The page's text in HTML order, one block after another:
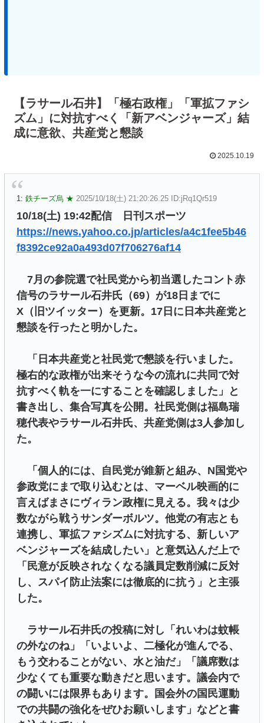
【ラサール石井】「極右政権」「軍拡ファシ
ズム」に対抗すべく「新アベンジャーズ」結
成に意欲、共産党と懇談
2025.10.19
1: 鉄チーズ烏 ★ 2025/10/18(土) 21:20:26.25 ID:jRq1Qr519
10/18(土) 19:42配信 日刊スポーツ
https://news.yahoo.co.jp/articles/a4c1fee5b46
f8392ce92a0a493d07f706276af14
7月の参院選で社民党から初当選したコント赤
信号のラサール石井氏（69）が18日までに
X（旧ツイッター）を更新。17日に日本共産党と
懇談を行ったと明かした。
「日本共産党と社民党で懇談を行いました。
極右的な政権が出来そうな今の流れに共同で対
抗すべく軌を一にすることを確認しました」と
書き出し、集合写真を公開。社民党側は福島瑞
穂代表やラサール石井氏、共産党側は3人参加し
た。
「個人的には、自民党が維新と組み、N国党や
参政党にまで取り込むとは、マーベル映画的に
言えばまさにヴィラン政権に見える。我々は少
数ながら戦うサンダーボルツ。他党の有志とも
連携し、軍拡ファシズムに対抗する、新しいア
ベンジャーズを結成したい」と意気込んだ上で
「民意が反映されなくなる議員定数削減に反対
し、スパイ防止法案には徹底的に抗う」と主張
した。
ラサール石井氏の投稿に対し「れいわは蚊帳
の外なのね」「いよいよ、二極化が進んでる、
もう交わることがない、水と油だ」「議席数は
少なくても重要な動きだと思います。議会内で
の闘いには限界もあります。国会外の国民運動
での共闘の強化をぜひお願いします」などと書